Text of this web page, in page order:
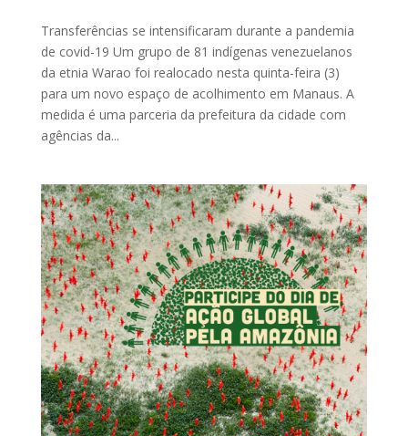
Transferências se intensificaram durante a pandemia
de covid-19 Um grupo de 81 indígenas venezuelanos
da etnia Warao foi realocado nesta quinta-feira (3)
para um novo espaço de acolhimento em Manaus. A
medida é uma parceria da prefeitura da cidade com
agências da...